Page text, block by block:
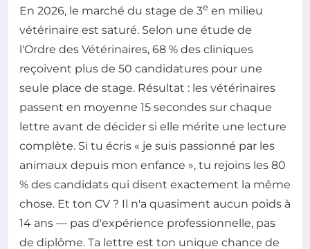
En 2026, le marché du stage de 3e en milieu
vétérinaire est saturé. Selon une étude de
l'Ordre des Vétérinaires, 68 % des cliniques
reçoivent plus de 50 candidatures pour une
seule place de stage. Résultat : les vétérinaires
passent en moyenne 15 secondes sur chaque
lettre avant de décider si elle mérite une lecture
complète. Si tu écris « je suis passionné par les
animaux depuis mon enfance », tu rejoins les 80
% des candidats qui disent exactement la même
chose. Et ton CV ? Il n'a quasiment aucun poids à
14 ans — pas d'expérience professionnelle, pas
de diplôme. Ta lettre est ton unique chance de